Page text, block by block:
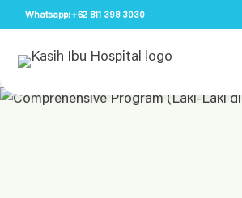
Whatsapp:+62 811 398 3030